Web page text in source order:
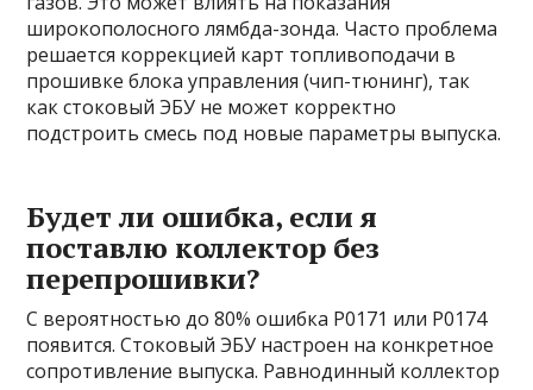
широкополосного лямбда-зонда. Часто проблема
решается коррекцией карт топливоподачи в
прошивке блока управления (чип-тюнинг), так
как стоковый ЭБУ не может корректно
подстроить смесь под новые параметры выпуска.
Будет ли ошибка, если я
поставлю коллектор без
перепрошивки?
С вероятностью до 80% ошибка P0171 или P0174
появится. Стоковый ЭБУ настроен на конкретное
сопротивление выпуска. Равнодинный коллектор